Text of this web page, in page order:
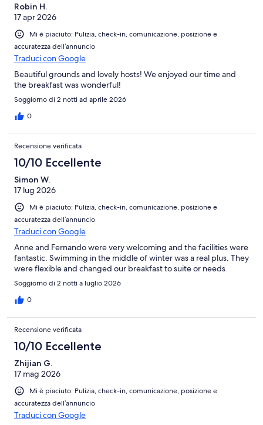
Robin H.
17 apr 2026
Mi è piaciuto: Pulizia, check-in, comunicazione, posizione e
accuratezza dell’annuncio
Traduci con Google
Beautiful grounds and lovely hosts! We enjoyed our time and
the breakfast was wonderful!
Soggiorno di 2 notti ad aprile 2026
0
Recensione verificata
10/10 Eccellente
Simon W.
17 lug 2026
Mi è piaciuto: Pulizia, check-in, comunicazione, posizione e
accuratezza dell’annuncio
Traduci con Google
Anne and Fernando were very welcoming and the facilities were
fantastic. Swimming in the middle of winter was a real plus. They
were flexible and changed our breakfast to suite or needs
Soggiorno di 2 notti a luglio 2026
0
Recensione verificata
10/10 Eccellente
Zhijian G.
17 mag 2026
Mi è piaciuto: Pulizia, check-in, comunicazione, posizione e
accuratezza dell’annuncio
Traduci con Google